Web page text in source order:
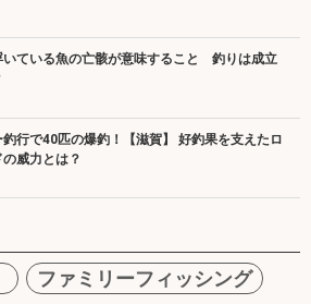
いている魚の亡骸が意味すること 釣りは成立
釣行で40匹の爆釣！【滋賀】 好釣果を支えたロ
威力とは？
ファミリーフィッシング